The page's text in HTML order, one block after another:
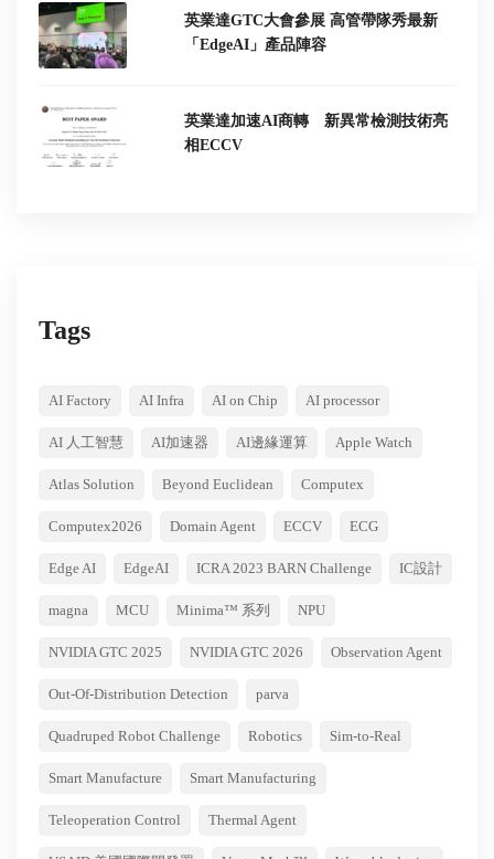
英業達GTC大會參展 高管帶隊秀最新
「EdgeAI」產品陣容
英業達加速AI商轉 新異常檢測技術亮
相ECCV
Tags
AI Factory AI Infra AI on Chip AI processor
AI 人工智慧 AI加速器 AI邊緣運算 Apple Watch
Atlas Solution Beyond Euclidean Computex
Computex2026 Domain Agent ECCV ECG
Edge AI EdgeAI ICRA 2023 BARN Challenge IC設計
magna MCU Minima™ 系列 NPU
NVIDIA GTC 2025 NVIDIA GTC 2026 Observation Agent
Out-Of-Distribution Detection parva
Quadruped Robot Challenge Robotics Sim-to-Real
Smart Manufacture Smart Manufacturing
Teleoperation Control Thermal Agent